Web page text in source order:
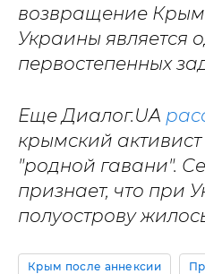
возвращение
Украины является
первостепенных
Еще Диалог.UA
крымский
"родной гавани".
признает, что при
полуострову
Крым после аннексии